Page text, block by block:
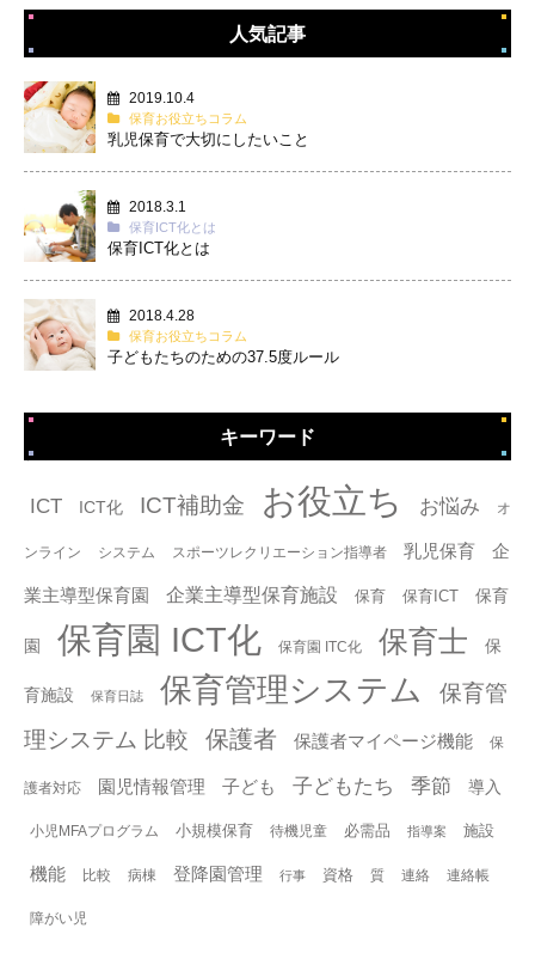
人気記事
2019.10.4
保育お役立ちコラム
乳児保育で大切にしたいこと
2018.3.1
保育ICT化とは
保育ICT化とは
2018.4.28
保育お役立ちコラム
子どもたちのための37.5度ルール
キーワード
タグ
ICT ICT化 ICT補助金 お役立ち お悩み オ
ンライン システム スポーツレクリエーション指導者 乳児保育 企
業主導型保育園 企業主導型保育施設 保育 保育ICT 保育
園 保育園 ICT化 保育園 ITC化 保育士 保
育施設 保育日誌 保育管理システム
保育管
理システム 比較
保護者 保護者マイページ機能 保
護者対応 園児情報管理 子ども 子どもたち 季節 導入
小児MFAプログラム 小規模保育 待機児童 必需品 指導案 施設
機能 比較 病棟 登降園管理 行事 資格 質 連絡 連絡帳
障がい児